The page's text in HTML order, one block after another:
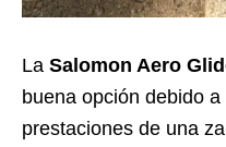
La Salomon Aero
buena opción debido
prestaciones de una